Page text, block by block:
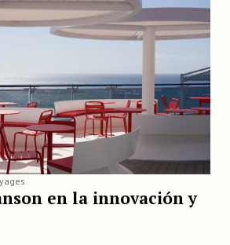
en la innovación y